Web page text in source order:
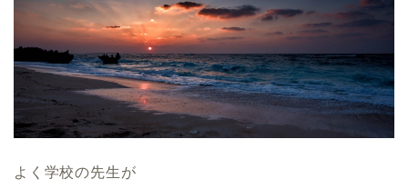
よく学校の先生が